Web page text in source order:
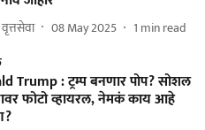
08 May 2025 1 min read
Trump : ट्रम्प बनणार पोप? सोशल
फोटो व्हायरल, नेमकं काय आहे